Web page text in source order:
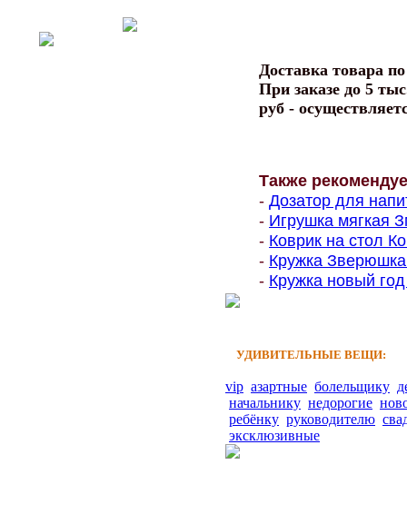
Доставка товара
При заказе до 5
руб -
Также
- Дозатор для
- Игрушка мягкая
- Коврик на стол
- Кружка
- Кружка новый
УДИВИТЕЛЬНЫЕ ВЕЩИ:
vip азартные болельщику
начальнику недорогие
ребёнку руководителю
эксклюзивные